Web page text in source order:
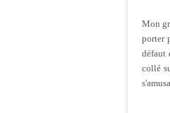
Mon
porter
défaut
collé